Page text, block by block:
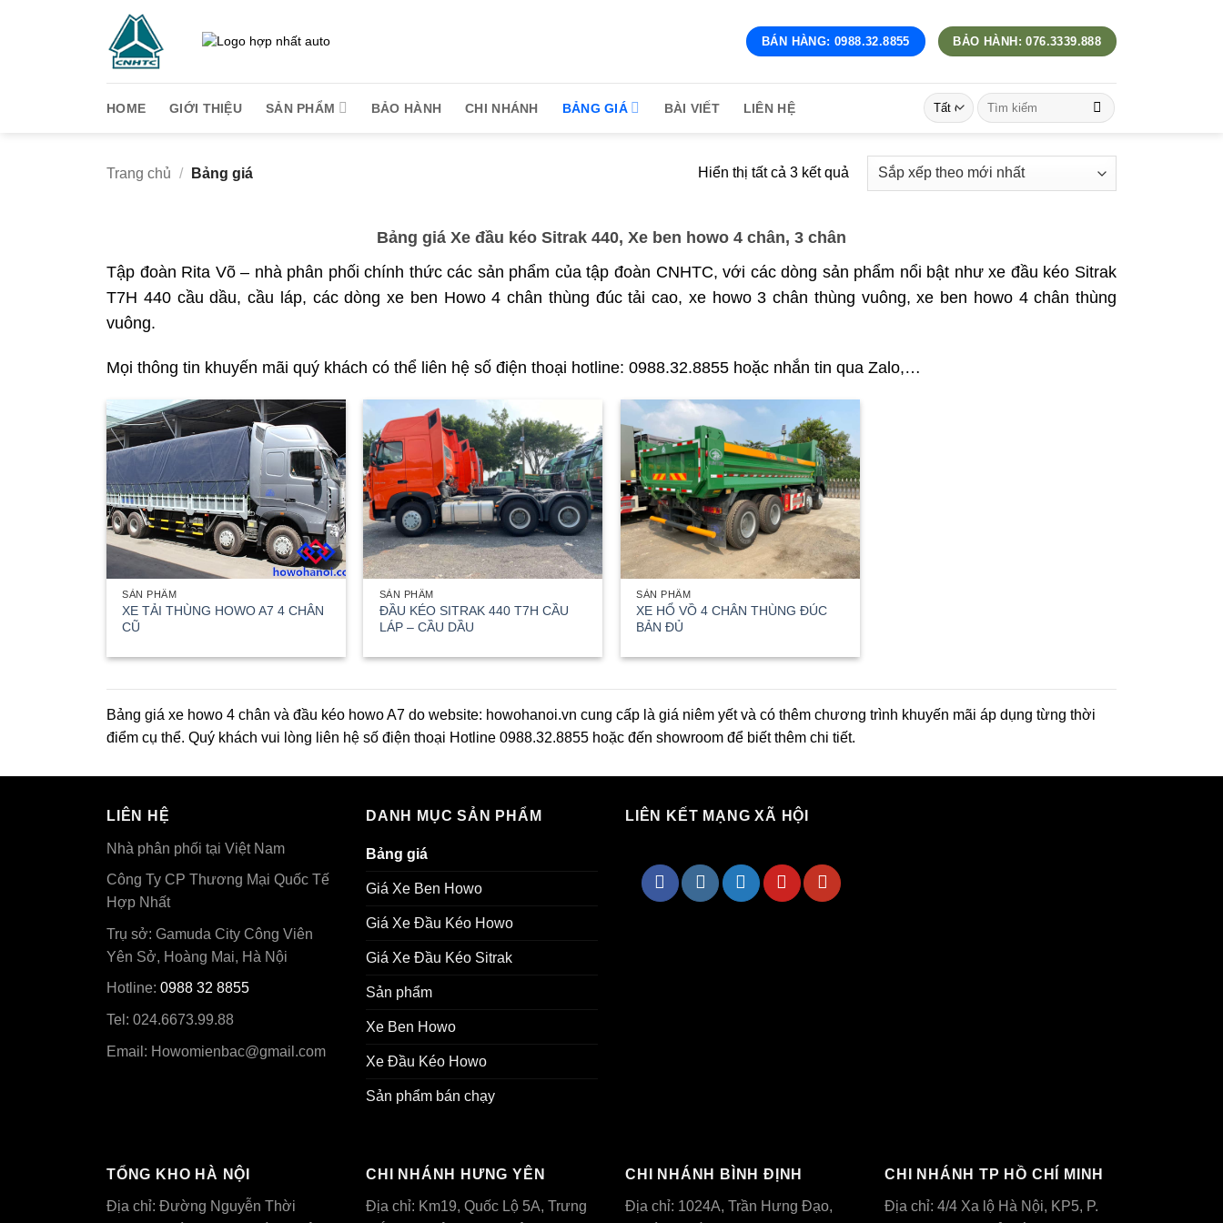
BÁN HÀNG: 0988.32.8855 BẢO HÀNH: 076.3339.888
HOME GIỚI THIỆU SẢN PHẨM BẢO HÀNH CHI NHÁNH BẢNG GIÁ BÀI VIẾT LIÊN HỆ
Tìm
kiếm:
Trang chủ / Bảng giá Hiển thị tất cả 3 kết quảĐã
sắp
mới
nhất
Bảng giá Xe đầu kéo Sitrak 440, Xe ben howo 4 chân, 3 chân
Tập đoàn Rita Võ – nhà phân phối chính thức các sản phẩm của tập đoàn CNHTC, với các dòng sản phẩm nổi bật như xe đầu kéo Sitrak
T7H 440 cầu dầu, cầu láp, các dòng xe ben Howo 4 chân thùng đúc tải cao, xe howo 3 chân thùng vuông, xe ben howo 4 chân thùng
vuông.
Mọi thông tin khuyến mãi quý khách có thể liên hệ số điện thoại hotline: 0988.32.8855 hoặc nhắn tin qua Zalo,…
SẢN PHẨM
XE TẢI THÙNG HOWO A7 4 CHÂN
CŨ
SẢN PHẨM
ĐẦU KÉO SITRAK 440 T7H CẦU
LÁP – CẦU DẦU
SẢN PHẨM
XE HỔ VỒ 4 CHÂN THÙNG ĐÚC
BẢN ĐỦ
Bảng giá xe howo 4 chân và đầu kéo howo A7 do website: howohanoi.vn cung cấp là giá niêm yết và có thêm chương trình khuyến mãi áp dụng từng thời
điểm cụ thể. Quý khách vui lòng liên hệ số điện thoại Hotline 0988.32.8855 hoặc đến showroom để biết thêm chi tiết.
LIÊN HỆ
Nhà phân phối tại Việt Nam
Công Ty CP Thương Mại Quốc Tế
Hợp Nhất
Trụ sở: Gamuda City Công Viên
Yên Sở, Hoàng Mai, Hà Nội
Hotline: 0988 32 8855
Tel: 024.6673.99.88
Email: Howomienbac@gmail.com
DANH MỤC SẢN PHẨM
Bảng giá
Giá Xe Ben Howo
Giá Xe Đầu Kéo Howo
Giá Xe Đầu Kéo Sitrak
Sản phẩm
Xe Ben Howo
Xe Đầu Kéo Howo
Sản phẩm bán chạy
LIÊN KẾT MẠNG XÃ HỘI
TỔNG KHO HÀ NỘI
Địa chỉ: Đường Nguyễn Thời
CHI NHÁNH HƯNG YÊN
Địa chỉ: Km19, Quốc Lộ 5A, Trưng
CHI NHÁNH BÌNH ĐỊNH
Địa chỉ: 1024A, Trần Hưng Đạo,
CHI NHÁNH TP HỒ CHÍ MINH
Địa chỉ: 4/4 Xa lộ Hà Nội, KP5, P.